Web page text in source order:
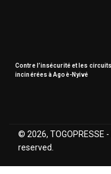
Contre l’insécurité et les
incinérées à Agoè-Nyivé
© 2026, TOGOPRESSE
reserved.